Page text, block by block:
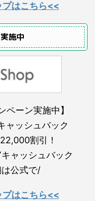
はこちら<<
施中
ペーン実施中】
ャッシュバック
割引！
ャッシュバック
公式で/
はこちら<<